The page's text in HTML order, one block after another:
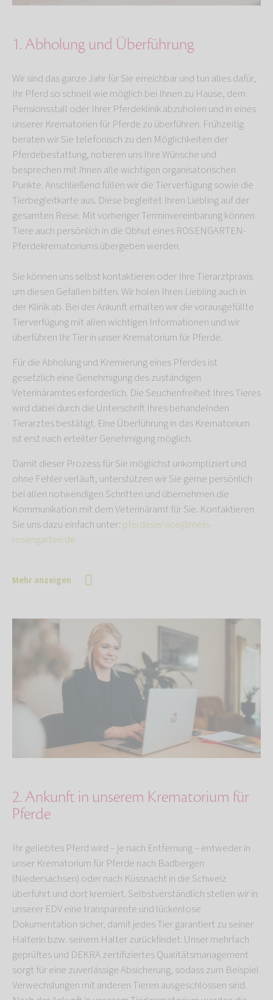
1. Abholung und Überführung
Wir sind das ganze Jahr für Sie erreichbar und tun alles dafür,
Ihr Pferd so schnell wie möglich bei Ihnen zu Hause, dem
Pensionsstall oder Ihrer Pferdeklinik abzuholen und in eines
unserer Krematorien für Pferde zu überführen. Frühzeitig
beraten wir Sie telefonisch zu den Möglichkeiten der
Pferdebestattung, notieren uns Ihre Wünsche und
besprechen mit Ihnen alle wichtigen organisatorischen
Punkte. Anschließend füllen wir die Tierverfügung sowie die
Tierbegleitkarte aus. Diese begleitet Ihren Liebling auf der
gesamten Reise. Mit vorheriger Terminvereinbarung können
Tiere auch persönlich in die Obhut eines ROSENGARTEN-
Pferdekrematoriums übergeben werden.
Sie können uns selbst kontaktieren oder Ihre Tierarztpraxis
um diesen Gefallen bitten. Wir holen Ihren Liebling auch in
der Klinik ab. Bei der Ankunft erhalten wir die vorausgefüllte
Tierverfügung mit allen wichtigen Informationen und wir
überführen Ihr Tier in unser Krematorium für Pferde.
Für die Abholung und Kremierung eines Pferdes ist
gesetzlich eine Genehmigung des zuständigen
Veterinäramtes erforderlich. Die Seuchenfreiheit Ihres Tieres
wird dabei durch die Unterschrift Ihres behandelnden
Tierarztes bestätigt. Eine Überführung in das Krematorium
ist erst nach erteilter Genehmigung möglich.
Damit dieser Prozess für Sie möglichst unkompliziert und
ohne Fehler verläuft, unterstützen wir Sie gerne persönlich
bei allen notwendigen Schritten und übernehmen die
Kommunikation mit dem Veterinäramt für Sie. Kontaktieren
Sie uns dazu einfach unter: pferdeservice@mein-
rosengarten.de
Mehr anzeigen
2. Ankunft in unserem Krematorium für
Pferde
Ihr geliebtes Pferd wird – je nach Entfernung – entweder in
unser Krematorium für Pferde nach Badbergen
(Niedersachsen) oder nach Küssnacht in die Schweiz
überführt und dort kremiert. Selbstverständlich stellen wir in
unserer EDV eine transparente und lückenlose
Dokumentation sicher, damit jedes Tier garantiert zu seiner
Halterin bzw. seinem Halter zurückfindet. Unser mehrfach
geprüftes und DEKRA zertifiziertes Qualitätsmanagement
sorgt für eine zuverlässige Absicherung, sodass zum Beispiel
Verwechslungen mit anderen Tieren ausgeschlossen sind.